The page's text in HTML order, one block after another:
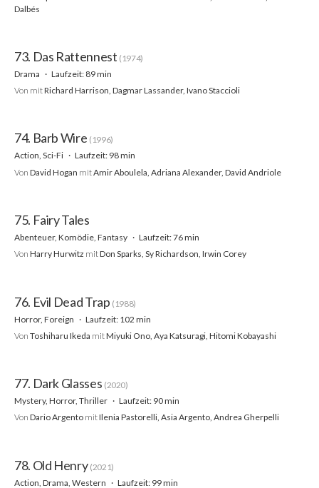
Dalbés
73. Das Rattennest (1974)
Drama
Laufzeit: 89 min
Von mitRichard Harrison, Dagmar Lassander, Ivano Staccioli
74. Barb Wire (1996)
Action, Sci-Fi
Laufzeit: 98 min
Von David Hogan mitAmir Aboulela, Adriana Alexander, David Andriole
75. Fairy Tales
Abenteuer, Komödie, Fantasy
Laufzeit: 76 min
Von Harry Hurwitz mitDon Sparks, Sy Richardson, Irwin Corey
76. Evil Dead Trap (1988)
Horror, Foreign
Laufzeit: 102 min
Von Toshiharu Ikeda mitMiyuki Ono, Aya Katsuragi, Hitomi Kobayashi
77. Dark Glasses (2020)
Mystery, Horror, Thriller
Laufzeit: 90 min
Von Dario Argento mitIlenia Pastorelli, Asia Argento, Andrea Gherpelli
78. Old Henry (2021)
Action, Drama, Western
Laufzeit: 99 min